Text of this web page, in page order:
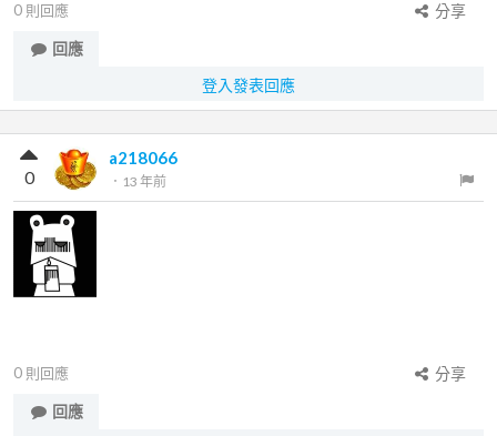
0 則回應
分享
回應
登入發表回應
a218066
． 13 年前
0
0 則回應
分享
回應